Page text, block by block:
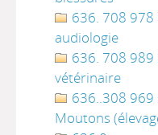
636. 708 978
audiologie
636. 708 989
vétérinaire
636..308
Moutons